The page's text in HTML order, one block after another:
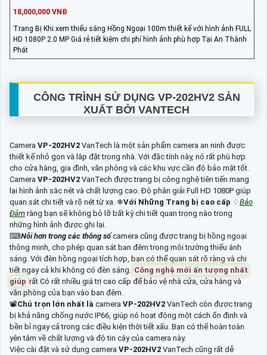
18,000,000 VNĐ
Trang Bị Khi xem thiếu sáng Hồng Ngoại 100m thiết kế với hình ảnh FULL
HD 1080P 2.0 MP Giá rẻ tiết kiệm chi phí hình ảnh phù hợp Tại An Thành
Phát
CÔNG TRÌNH SỬ DỤNG VP-202HV2 SẢN
XUẤT BỞI VANTECH
Camera VP-202HV2 VanTech là một sản phẩm camera an ninh được
thiết kế nhỏ gọn và lắp đặt trong nhà. Với đặc tính này, nó rất phù hợp
cho cửa hàng, gia đình, văn phòng và các khu vực cần độ bảo mật tốt.
Camera VP-202HV2 VanTech được trang bị công nghệ tiên tiến mang
lại hình ảnh sắc nét và chất lượng cao. Độ phân giải Full HD 1080P giúp
quan sát chi tiết và rõ nét từ xa. ❄Với Những Trang bị cao cấp ♢Bảo
Đảm rằng bạn sẽ không bỏ lỡ bất kỳ chi tiết quan trọng nào trong
những hình ảnh được ghi lại.
⌨Nỗi hơn trong các thông sốcamera cũng được trang bị hồng ngoại
thông minh, cho phép quan sát ban đêm trong môi trường thiếu ánh
sáng. Với đèn hồng ngoại tích hợp, bạn có thể quan sát rõ ràng và chi
tiết ngay cả khi không có đèn sáng.
Công nghệ mới ấn tượng nhất
giúp rất Có rất nhiều giá trị cao cấp để bảo vệ nhà cửa, cửa hàng và
văn phòng của bạn vào ban đêm.
📽Chú trọn lớn nhất là camera VP-202HV2 VanTech còn được trang
bị khả năng chống nước IP66, giúp nó hoạt động một cách ổn định và
bền bỉ ngay cả trong các điều kiện thời tiết xấu. Bạn có thể hoàn toàn
yên tâm về chất lượng và độ tin cậy của camera này.
Việc cài đặt và sử dụng camera VP-202HV2 VanTech cũng rất dễ